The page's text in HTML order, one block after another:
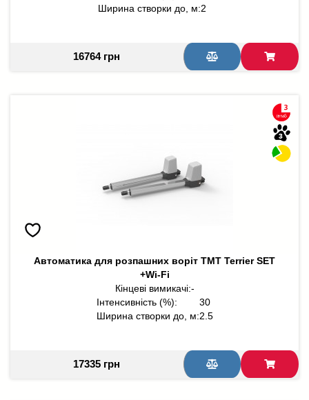
Ширина створки до, м:2
16764 грн
Автоматика для розпашних воріт TMT Terrier SET
+Wi-Fi
Кінцеві вимикачі:-
Інтенсивність (%):
30
Ширина створки до, м:2.5
17335 грн